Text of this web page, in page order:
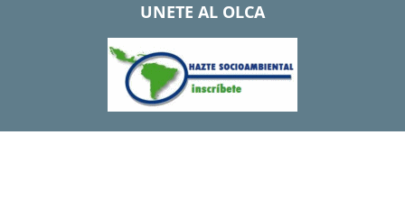
UNETE AL OLCA